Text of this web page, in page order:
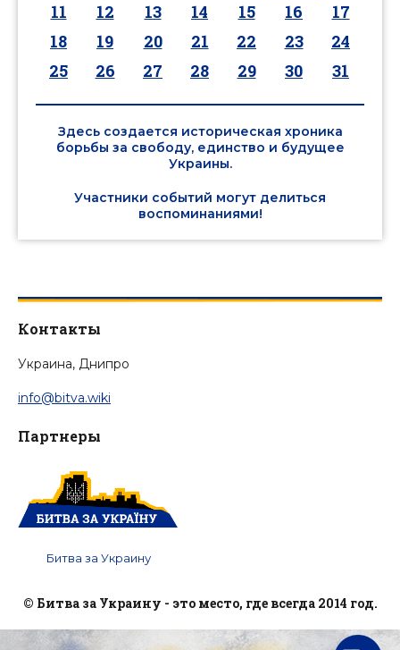
11
12 13 14 15 16
17
18
19 20 21 22 23
24
25
26 27 28 29 30 31
Здесь создается историческая хроника
борьбы за свободу, единство и будущее
Украины.
Участники событий могут делиться
воспоминаниями!
Контакты
Украина, Днипро
info@bitva.wiki
Партнеры
Битва за Украину
© Битва за Украину - это место, где всегда 2014 год.